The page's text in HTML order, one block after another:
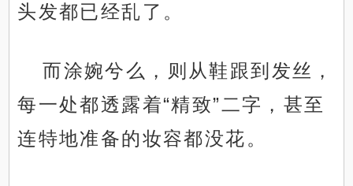
头发都已经乱了。
而涂婉兮么，则从鞋跟到发丝，
每一处都透露着“精致”二字，甚至
连特地准备的妆容都没花。